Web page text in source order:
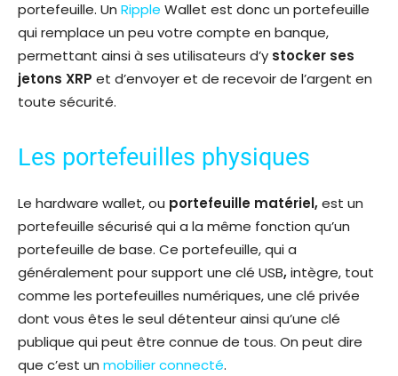
portefeuille. Un Ripple Wallet est donc un portefeuille
qui remplace un peu votre compte en banque,
permettant ainsi à ses utilisateurs d’y stocker ses
jetons XRP et d’envoyer et de recevoir de l’argent en
toute sécurité.
Les portefeuilles physiques
Le hardware wallet, ou portefeuille matériel,est un
portefeuille sécurisé qui a la même fonction qu’un
portefeuille de base. Ce portefeuille, qui a
généralement pour support une clé USB,intègre, tout
comme les portefeuilles numériques, une clé privée
dont vous êtes le seul détenteur ainsi qu’une clé
publique qui peut être connue de tous. On peut dire
que c’est un mobilier connecté.